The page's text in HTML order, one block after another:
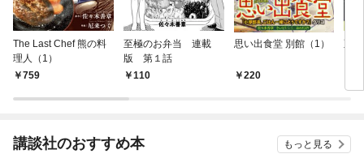
The Last Chef 熊の料
理人（1）
759
至極のお弁当 連載
版 第１話
110
思い出食堂 別館（1）
220
至
講談社のおすすめ本 もっと見る